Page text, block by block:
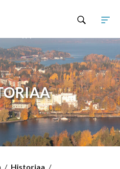
/ Historiaa /